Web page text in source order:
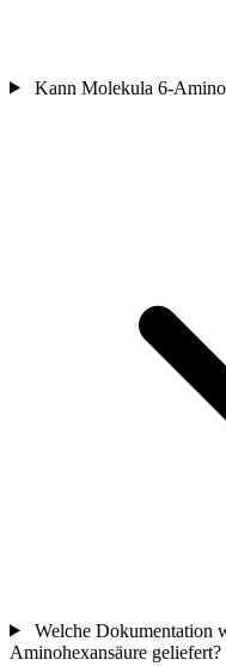
Kann Molekula 6-
Welche Dokumentation
Aminohexansäure geliefert?